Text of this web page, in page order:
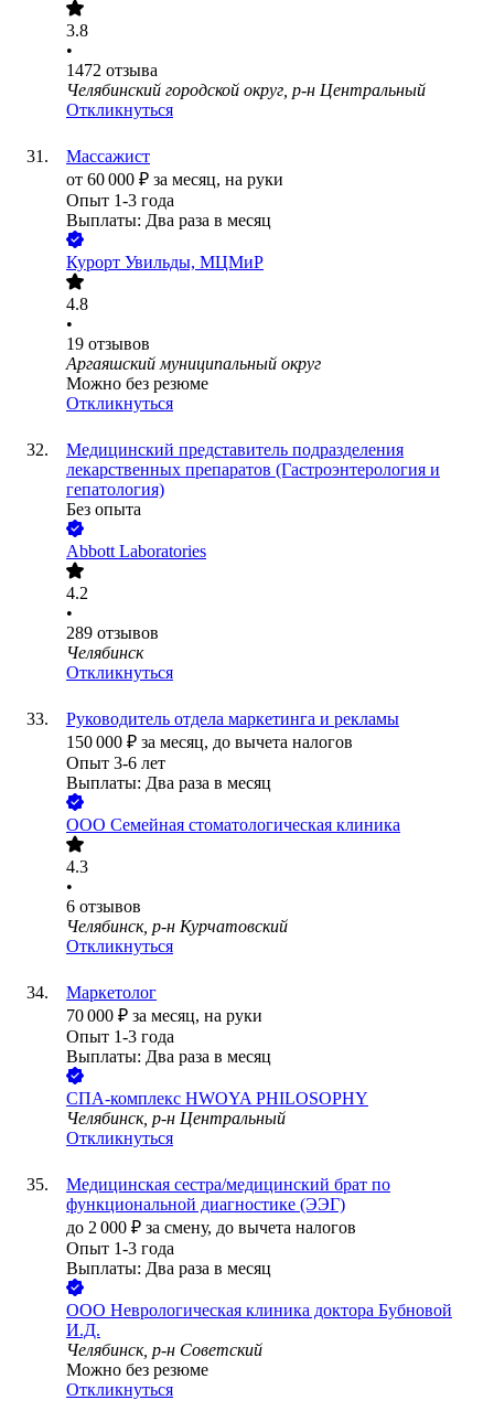
3.8
•
1472 отзыва
Челябинский городской округ, р-н Центральный
Откликнуться
Массажист
от 60 000 ₽ за месяц, на руки
Опыт 1-3 года
Выплаты: Два раза в месяц
Курорт Увильды, МЦМиР
4.8
•
19 отзывов
Аргаяшский муниципальный округ
Можно без резюме
Откликнуться
Медицинский представитель подразделения
лекарственных препаратов (Гастроэнтерология и
гепатология)
Без опыта
Abbott Laboratories
4.2
•
289 отзывов
Челябинск
Откликнуться
Руководитель отдела маркетинга и рекламы
150 000 ₽ за месяц, до вычета налогов
Опыт 3-6 лет
Выплаты: Два раза в месяц
ООО Семейная стоматологическая клиника
4.3
•
6 отзывов
Челябинск, р-н Курчатовский
Откликнуться
Маркетолог
70 000 ₽ за месяц, на руки
Опыт 1-3 года
Выплаты: Два раза в месяц
СПА-комплекс HWOYA PHILOSOPHY
Челябинск, р-н Центральный
Откликнуться
Медицинская сестра/медицинский брат по
функциональной диагностике (ЭЭГ)
до 2 000 ₽ за смену, до вычета налогов
Опыт 1-3 года
Выплаты: Два раза в месяц
ООО Неврологическая клиника доктора Бубновой
И.Д.
Челябинск, р-н Советский
Можно без резюме
Откликнуться